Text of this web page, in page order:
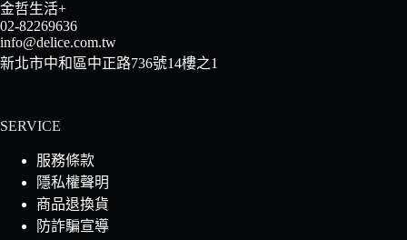
金哲生活+
02-82269636
info@delice.com.tw
新北市中和區中正路736號14樓之1
SERVICE
服務條款
隱私權聲明
商品退換貨
防詐騙宣導